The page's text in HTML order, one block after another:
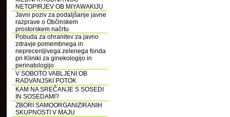
NETOPIRJEV OB MIYAWAKIJU
Javni poziv za podaljšanje javne
razprave o Občinskem
prostorskem načrtu
Pobuda za ohranitev za javno
zdravje pomembnega in
neprecenljivega zelenega fonda
pri Kliniki za ginekologijo in
perinatologijo
V SOBOTO VABLJENI OB
RADVANJSKI POTOK
KAM NA SREČANJE S SOSEDI
IN SOSEDAMI?
ZBORI SAMOORGANIZIRANIH
SKUPNOSTI V MAJU